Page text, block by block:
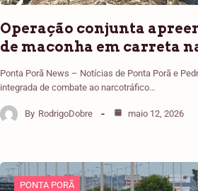
Operação conjunta
de maconha em carreta
Ponta Porã News – Notícias de Ponta Porã e
integrada de combate ao narcotráfico…
By RodrigoDobre maio 12, 2026
PONTA PORÃ